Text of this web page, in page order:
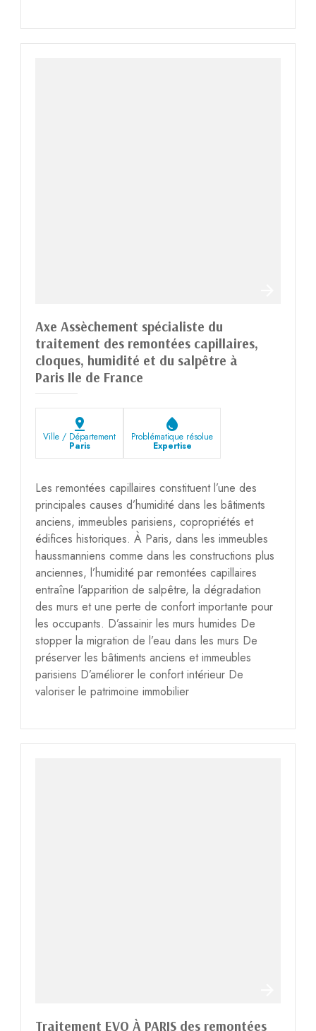
Axe Assèchement spécialiste du
traitement des remontées capillaires,
cloques, humidité et du salpêtre à
Paris Ile de France
pin_drop
Ville / Département
Paris
water_drop
Problématique résolue
Expertise
Les remontées capillaires constituent l’une des
principales causes d’humidité dans les bâtiments
anciens, immeubles parisiens, copropriétés et
édifices historiques. À Paris, dans les immeubles
haussmanniens comme dans les constructions plus
anciennes, l’humidité par remontées capillaires
entraîne l’apparition de salpêtre, la dégradation
des murs et une perte de confort importante pour
les occupants. D’assainir les murs humides De
stopper la migration de l’eau dans les murs De
préserver les bâtiments anciens et immeubles
parisiens D’améliorer le confort intérieur De
valoriser le patrimoine immobilier
Traitement EVO À PARIS des remontées